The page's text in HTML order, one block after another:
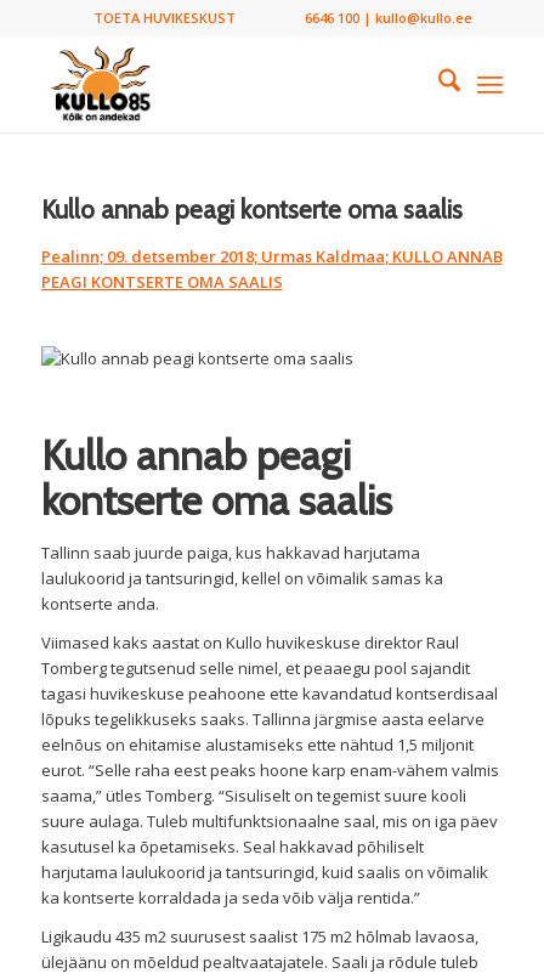
TOETA HUVIKESKUST 6646 100 | kullo@kullo.ee
Kullo annab peagi kontserte oma saalis
Pealinn; 09. detsember 2018; Urmas Kaldmaa; KULLO ANNAB
PEAGI KONTSERTE OMA SAALIS
Kullo annab peagi
kontserte oma saalis
Tallinn saab juurde paiga, kus hakkavad harjutama
laulukoorid ja tantsuringid, kellel on võimalik samas ka
kontserte anda.
Viimased kaks aastat on Kullo huvikeskuse direktor Raul
Tomberg tegutsenud selle nimel, et peaaegu pool sajandit
tagasi huvikeskuse peahoone ette kavandatud kontserdisaal
lõpuks tegelikkuseks saaks. Tallinna järgmise aasta eelarve
eelnõus on ehitamise alustamiseks ette nähtud 1,5 miljonit
eurot. “Selle raha eest peaks hoone karp enam-vähem valmis
saama,” ütles Tomberg. “Sisuliselt on tegemist suure kooli
suure aulaga. Tuleb multifunktsionaalne saal, mis on iga päev
kasutusel ka õpetamiseks. Seal hakkavad põhiliselt
harjutama laulukoorid ja tantsuringid, kuid saalis on võimalik
ka kontserte korraldada ja seda võib välja rentida.”
Ligikaudu 435 m2 suurusest saalist 175 m2 hõlmab lavaosa,
ülejäänu on mõeldud pealtvaatajatele. Saali ja rõdule tuleb